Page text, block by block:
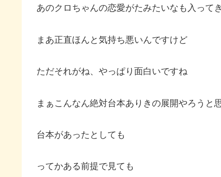
あのクロちゃんの恋愛がたみたいなも入って
まあ正直ほんと気持ち悪いんですけど
ただそれがね、やっぱり面白いですね
まぁこんなん絶対台本ありきの展開やろうと
台本があったとしても
ってかある前提で見ても